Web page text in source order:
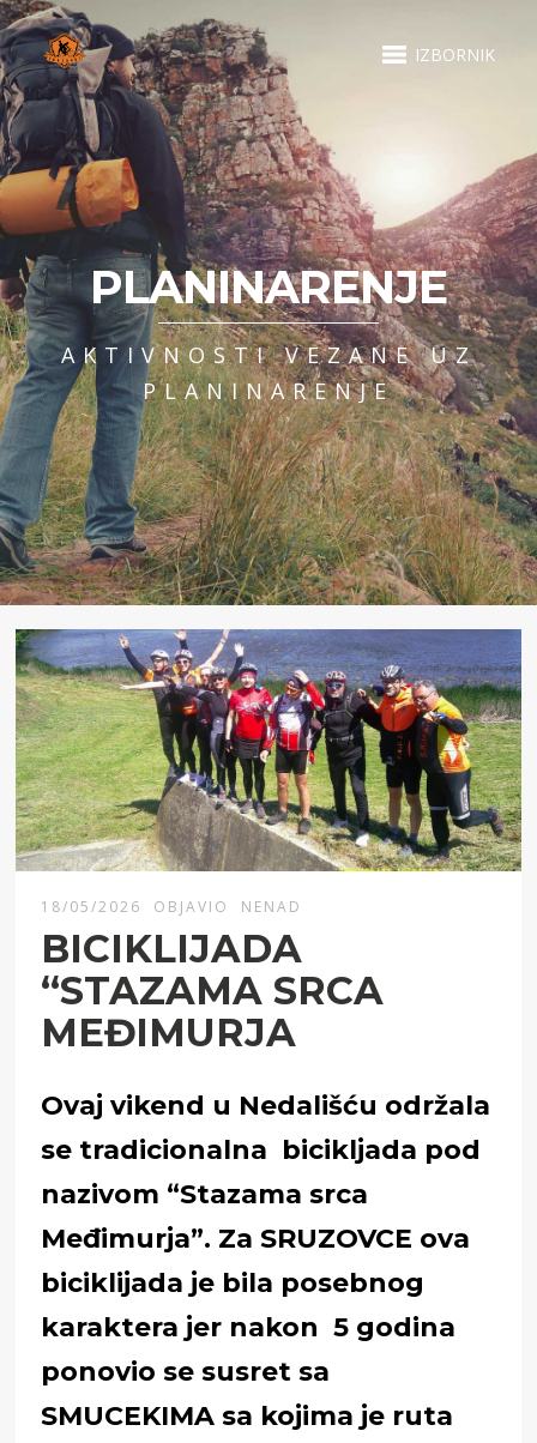
IZBORNIK
PLANINARENJE
AKTIVNOSTI VEZANE UZ
PLANINARENJE
18/05/2026 OBJAVIO NENAD
BICIKLIJADA
“STAZAMA SRCA
MEĐIMURJA
Ovaj vikend u Nedališću održala
se tradicionalna bicikljada pod
nazivom “Stazama srca
Međimurja”. Za SRUZOVCE ova
biciklijada je bila posebnog
karaktera jer nakon 5 godina
ponovio se susret sa
SMUCEKIMA sa kojima je ruta